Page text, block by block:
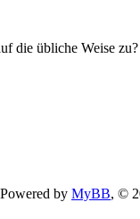
die übliche Weise
by MyBB, ©